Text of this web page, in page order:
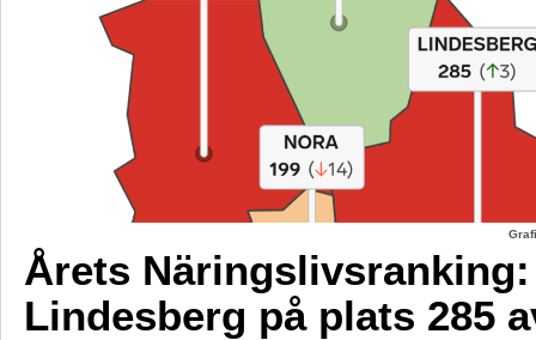
Årets Näringslivsranking:
Lindesberg på plats 285